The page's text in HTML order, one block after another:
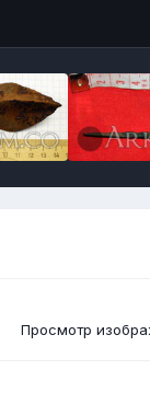
Просмотр